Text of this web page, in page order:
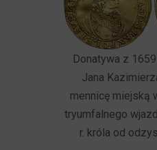
Donatywa z
Jana
mennicę miejską
tryumfalnego
r. króla od